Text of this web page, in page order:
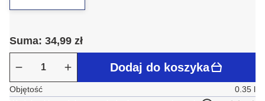
Suma: 34,99 zł
Dodaj do koszyka
Objętość
0.35 l